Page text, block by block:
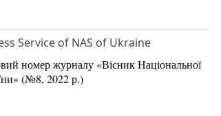
Service of NAS of Ukraine
номер журналу «Вісник Національної
(№8, 2022 р.)